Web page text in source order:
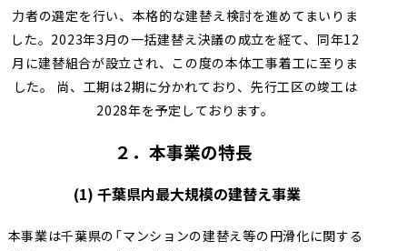
力者の選定を行い、本格的な建替え検討を進めてまいりま
した。2023年3月の一括建替え決議の成立を経て、同年12
月に建替組合が設立され、この度の本体工事着工に至りま
した。 尚、工期は2期に分かれており、先行工区の竣工は
2028年を予定しております。
２．本事業の特長
(1) 千葉県内最大規模の建替え事業
本事業は千葉県の「マンションの建替え等の円滑化に関する